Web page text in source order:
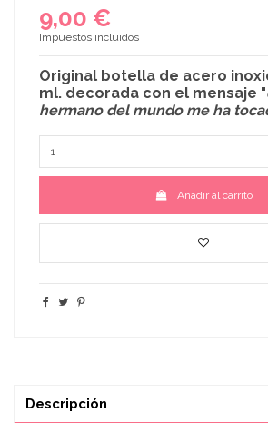
9,00 €
Impuestos incluidos
Original botella de acero
ml. decorada con el mensaje "
hermano del mundo me ha
Añadir al carrito
Descripción